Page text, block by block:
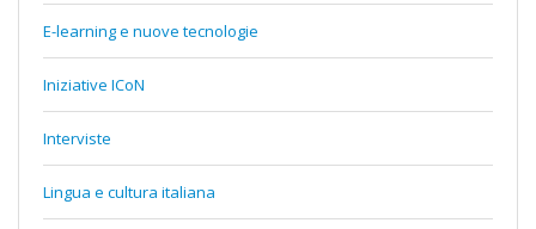
E-learning e nuove tecnologie
Iniziative ICoN
Interviste
Lingua e cultura italiana